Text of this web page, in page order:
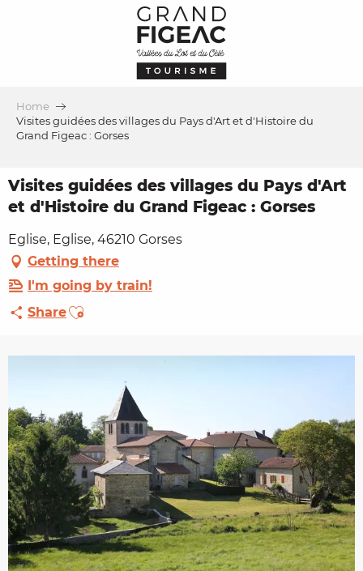
Home
Visites guidées des villages du Pays d'Art et d'Histoire du
Grand Figeac : Gorses
Visites guidées des villages du Pays d'Art
et d'Histoire du Grand Figeac : Gorses
Eglise, Eglise, 46210 Gorses
Getting there
I'm going by train!
ShareAjouter aux favoris